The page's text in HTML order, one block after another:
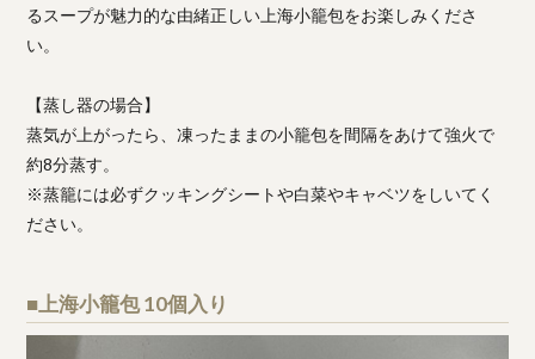
るスープが魅力的な由緒正しい上海小籠包をお楽しみくださ
い。
【蒸し器の場合】
蒸気が上がったら、凍ったままの小籠包を間隔をあけて強火で
約8分蒸す。
※蒸籠には必ずクッキングシートや白菜やキャベツをしいてく
ださい。
■上海小籠包 10個入り